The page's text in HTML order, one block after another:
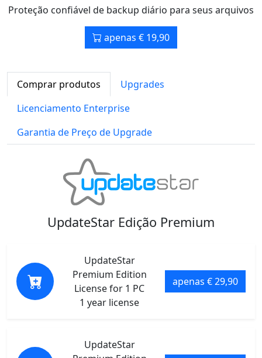
Proteção confiável de backup diário para seus arquivos
apenas € 19,90
Comprar produtos
Upgrades
Licenciamento Enterprise
Garantia de Preço de Upgrade
UpdateStar Edição Premium
UpdateStar
Premium Edition
License for 1 PC
1 year license
apenas € 29,90
UpdateStar